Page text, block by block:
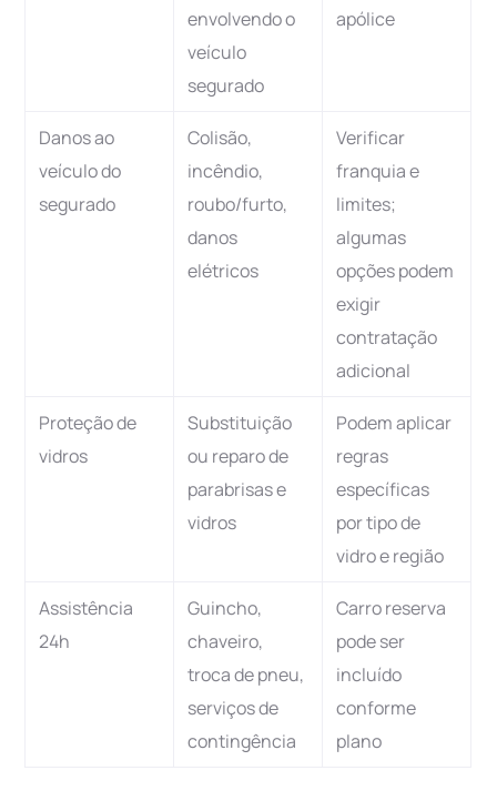
envolvendo o
veículo
segurado
apólice
Danos ao
veículo do
segurado
Colisão,
incêndio,
roubo/furto,
danos
elétricos
Verificar
franquia e
limites;
algumas
opções podem
exigir
contratação
adicional
Proteção de
vidros
Substituição
ou reparo de
parabrisas e
vidros
Podem aplicar
regras
específicas
por tipo de
vidro e região
Assistência
24h
Guincho,
chaveiro,
troca de pneu,
serviços de
contingência
Carro reserva
pode ser
incluído
conforme
plano